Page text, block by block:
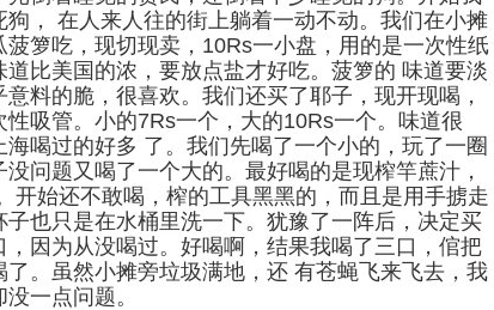
狗， 在人来人往的街上躺着一动不动。我们在小摊
菠箩吃，现切现卖，10Rs一小盘，用的是一次性纸
道比美国的浓，要放点盐才好吃。菠箩的 味道要淡
意料的脆，很喜欢。我们还买了耶子，现开现喝，
性吸管。小的7Rs一个，大的10Rs一个。味道很
海喝过的好多 了。我们先喝了一个小的，玩了一圈
没问题又喝了一个大的。最好喝的是现榨竿蔗汁，
开始还不敢喝，榨的工具黑黑的，而且是用手掳走
子也只是在水桶里洗一下。犹豫了一阵后，决定买
，因为从没喝过。好喝啊，结果我喝了三口，倌把
了。虽然小摊旁垃圾满地，还 有苍蝇飞来飞去，我
一点问题。